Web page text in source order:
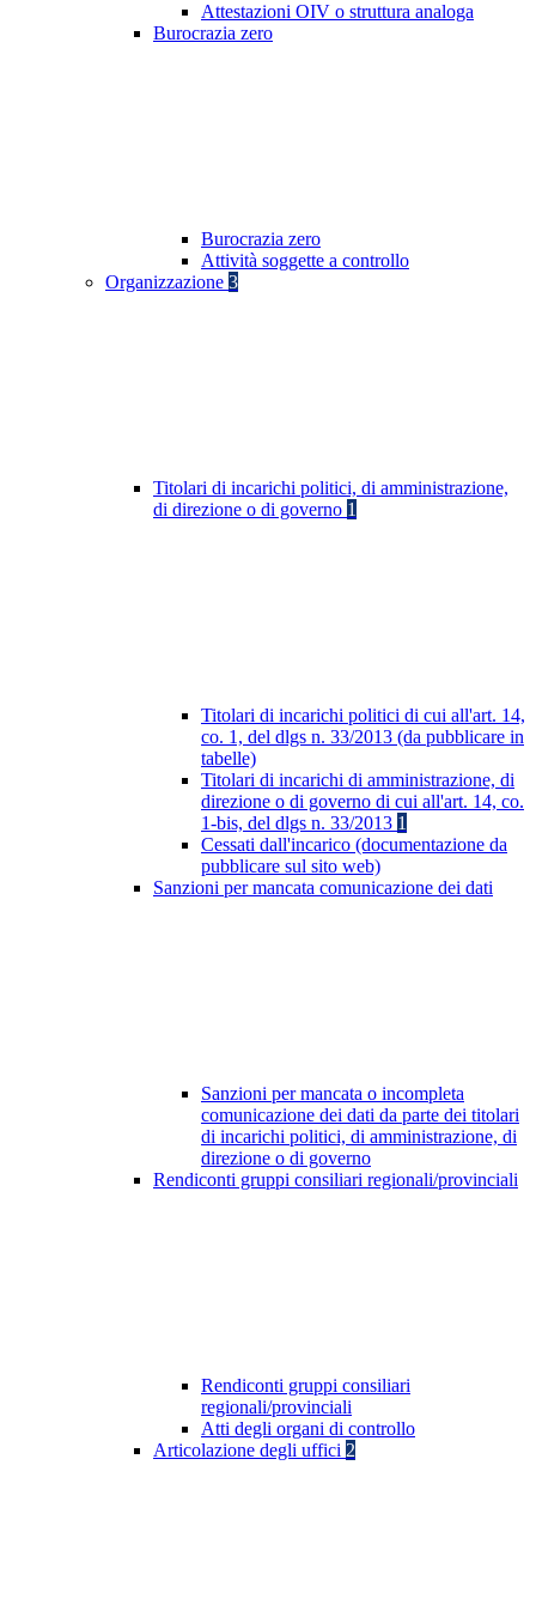
Attestazioni OIV o struttura analoga
Burocrazia zero
Burocrazia zero
Attività soggette a controllo
Organizzazione 3
Titolari di incarichi politici, di amministrazione,
di direzione o di governo 1
Titolari di incarichi politici di cui all'art. 14,
co. 1, del dlgs n. 33/2013 (da pubblicare in
tabelle)
Titolari di incarichi di amministrazione, di
direzione o di governo di cui all'art. 14, co.
1-bis, del dlgs n. 33/2013 1
Cessati dall'incarico (documentazione da
pubblicare sul sito web)
Sanzioni per mancata comunicazione dei dati
Sanzioni per mancata o incompleta
comunicazione dei dati da parte dei titolari
di incarichi politici, di amministrazione, di
direzione o di governo
Rendiconti gruppi consiliari regionali/provinciali
Rendiconti gruppi consiliari
regionali/provinciali
Atti degli organi di controllo
Articolazione degli uffici 2